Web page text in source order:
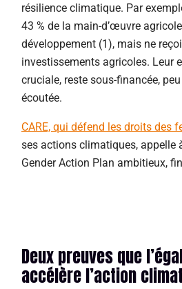
résilience climatique. Par
43 % de la main-d’œuvre
développement (1), mais ne
investissements agricoles. Leur
cruciale, reste sous-financée,
écoutée.
CARE, qui défend les droits des
ses actions climatiques, appelle
Gender Action Plan ambitieux,
Deux preuves que
accélère l’action